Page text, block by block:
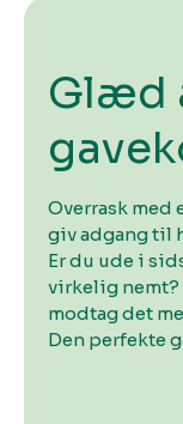
Glæd
Overrask med
giv adgang til
Er du ude i
virkelig
modtag det
Den perfekte